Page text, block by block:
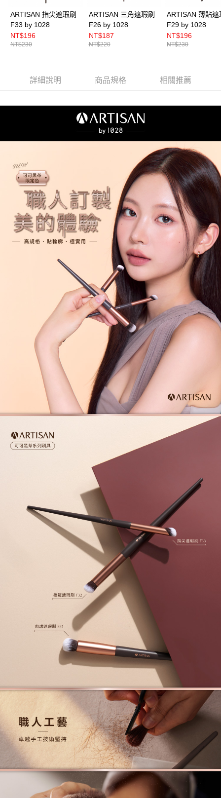
ARTISAN 指尖遮瑕刷
F33 by 1028
NT$196
NT$230
ARTISAN 三角遮瑕刷
F26 by 1028
NT$187
NT$220
ARTISAN 薄貼遮
F29 by 1028
NT$196
NT$230
詳細說明 商品規格 相關推薦